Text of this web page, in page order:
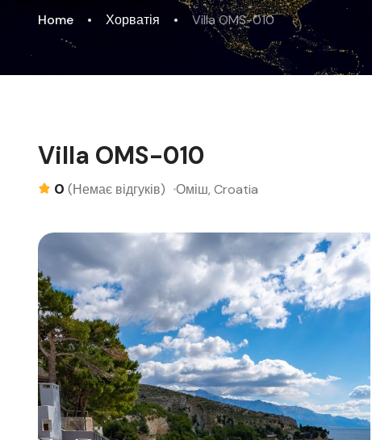
Home Хорватія Villa OMS-010
Villa OMS-010
0 (Немає відгуків) Оміш, Croatia